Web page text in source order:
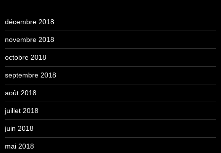
décembre 2018
novembre 2018
octobre 2018
septembre 2018
août 2018
juillet 2018
juin 2018
mai 2018